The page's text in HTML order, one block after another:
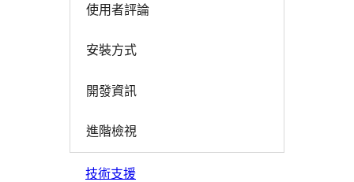
使用者評論
安裝方式
開發資訊
進階檢視
技術支援